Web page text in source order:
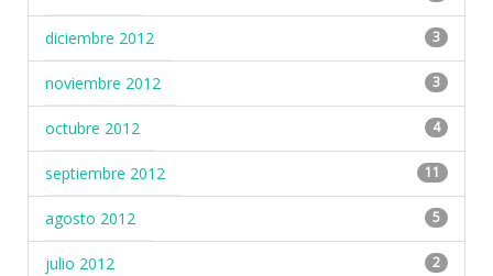
diciembre 2012 3
noviembre 2012 3
octubre 2012 4
septiembre 2012 11
agosto 2012 5
julio 2012 2